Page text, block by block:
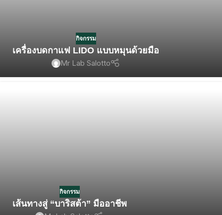
กิจกรรม
เครื่องบดกาแฟ LIDO แบบหมุนด้วยมือ
Mr Lab Salotto
กิจกรรม
เส้นทางสู่ “บาริสต้า” มืออาชีพ